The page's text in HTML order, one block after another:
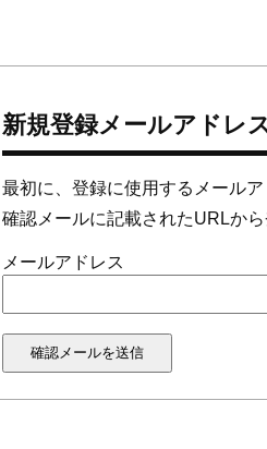
新規登録メールアドレ
最初に、登録に使用するメール
確認メールに記載されたURLか
メールアドレス